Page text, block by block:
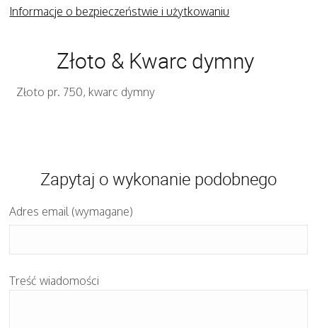
Informacje o bezpieczeństwie i użytkowaniu
Złoto & Kwarc dymny
Złoto pr. 750, kwarc dymny
Zapytaj o wykonanie podobnego
Adres email (wymagane)
Treść wiadomości